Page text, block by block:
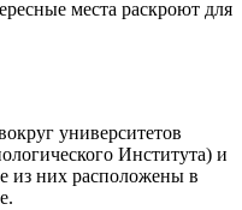
места раскроют для
университетов
Института) и
из них расположены в